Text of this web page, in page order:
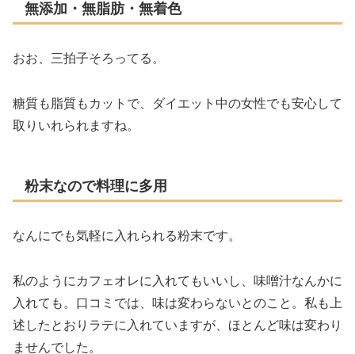
無添加・無脂肪・無着色
おお、三拍子そろってる。
糖質も脂質もカットで、ダイエット中の女性でも安心して
取りいれられますね。
粉末なので料理に多用
なんにでも気軽に入れられる粉末です。
私のようにカフェオレに入れてもいいし、味噌汁なんかに
入れても。口コミでは、味は変わらないとのこと。私も上
述したとおりラテに入れていますが、ほとんど味は変わり
ませんでした。